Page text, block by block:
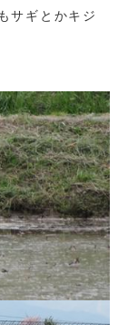
サギとかキジ